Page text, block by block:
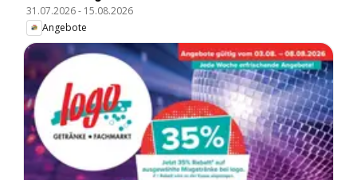
31.07.2026- 15.08.2026
Angebote